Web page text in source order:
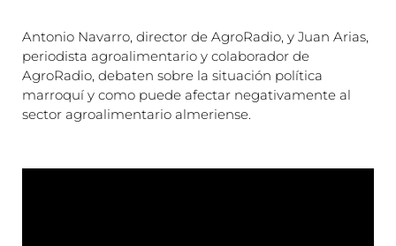
Antonio Navarro, director de AgroRadio, y Juan Arias,
periodista agroalimentario y colaborador de
AgroRadio, debaten sobre la situación política
marroquí y como puede afectar negativamente al
sector agroalimentario almeriense.